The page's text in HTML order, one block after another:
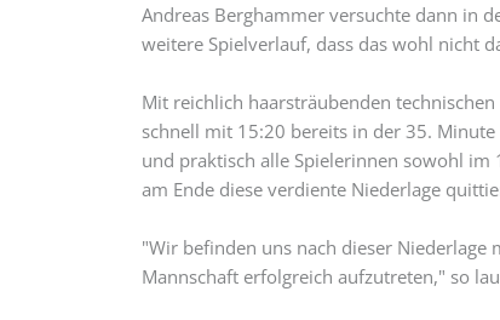
Andreas Berghammer versuchte dann in
weitere Spielverlauf, dass das wohl nicht
Mit reichlich haarsträubenden
schnell mit 15:20 bereits in der 35.
und praktisch alle Spielerinnen sowohl im
am Ende diese verdiente Niederlage
"Wir befinden uns nach dieser
Mannschaft erfolgreich aufzutreten," so